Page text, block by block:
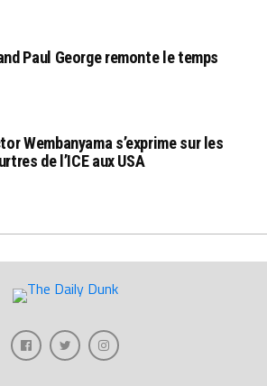
Paul George remonte le temps
Wembanyama s’exprime sur les
de l’ICE aux USA